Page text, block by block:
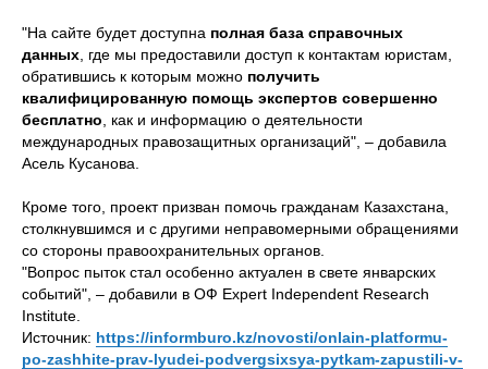
"На сайте будет доступна полная база справочных
данных , где мы предоставили доступ к контактам юристам,
обратившись к которым можно получить
квалифицированную помощь экспертов совершенно
бесплатно , как и информацию о деятельности
международных правозащитных организаций", – добавила
Асель Кусанова.
Кроме того, проект призван помочь гражданам Казахстана,
столкнувшимся и с другими неправомерными обращениями
со стороны правоохранительных органов.
"Вопрос пыток стал особенно актуален в свете январских
событий", – добавили в ОФ Expert Independent Research
Institute.
Источник: https://informburo.kz/novosti/onlain-platformu-
po-zashhite-prav-lyudei-podvergsixsya-pytkam-zapustili-v-